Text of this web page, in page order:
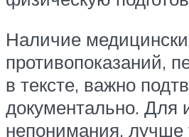
Наличие
противопоказаний,
в тексте, важно
документально. Для
непонимания, лучше